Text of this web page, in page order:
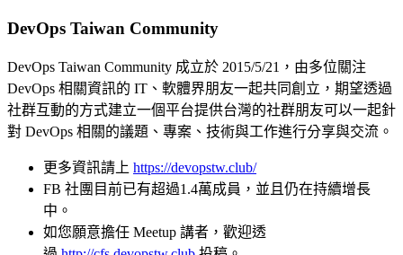
DevOps Taiwan Community
DevOps Taiwan Community 成立於 2015/5/21，由多位關注
DevOps 相關資訊的 IT、軟體界朋友一起共同創立，期望透過
社群互動的方式建立一個平台提供台灣的社群朋友可以一起針
對 DevOps 相關的議題、專案、技術與工作進行分享與交流。
更多資訊請上 https://devopstw.club/
FB 社團目前已有超過1.4萬成員，並且仍在持續增長
中。
如您願意擔任 Meetup 講者，歡迎透